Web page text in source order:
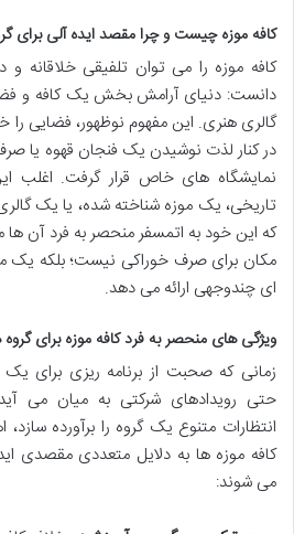
کافه موزه چیست و چرا مقصد ایده آلی برای
کافه موزه را می توان تلفیقی خلاقانه
دانست: دنیای آرامش بخش یک کافه و
گالری هنری. این مفهوم نوظهور، فضایی
در کنار لذت نوشیدن یک فنجان قهوه یا
نمایشگاه های خاص قرار گرفت. اغلب
تاریخی، یک موزه شناخته شده، یا یک
که این خود به اتمسفر منحصر به فرد آن ها
مکان برای صرف خوراکی نیست؛ بلکه یک
ای چندوجهی ارائه می دهد.
ویژگی های منحصر به فرد کافه موزه برای گروه
زمانی که صحبت از برنامه ریزی برای یک
حتی رویدادهای شرکتی به میان می
انتظارات متنوع یک گروه را برآورده
کافه موزه ها به دلایل متعددی مقصدی
می شوند: